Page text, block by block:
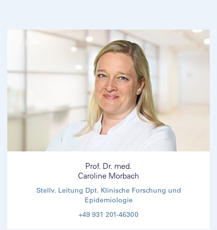
Prof. Dr. med.
Caroline Morbach
Stellv. Leitung Dpt. Klinische Forschung und
Epidemiologie
+49 931 201-46300